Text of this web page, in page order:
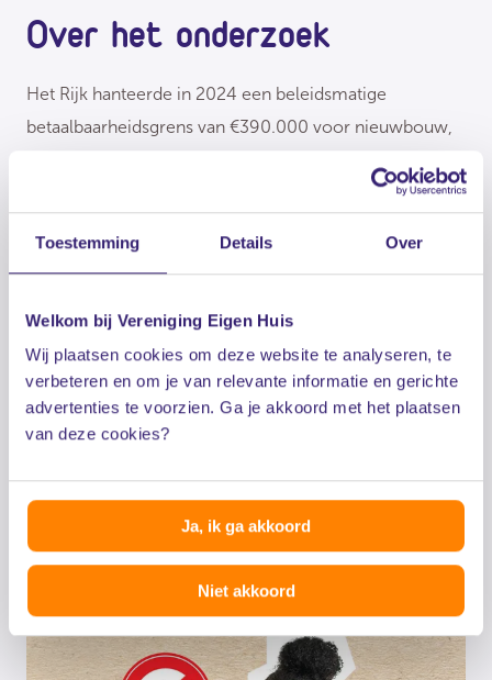
Toestemming Details Over
Welkom bij Vereniging Eigen Huis
Wij plaatsen cookies om deze website te analyseren, te
verbeteren en om je van relevante informatie en gerichte
advertenties te voorzien. Ga je akkoord met het plaatsen
van deze cookies?
Ja, ik ga akkoord
Niet akkoord
Over het onderzoek
Het Rijk hanteerde in 2024 een beleidsmatige
betaalbaarheidsgrens van €390.000 voor nieuwbouw,
hypotheek van dat bedrag ver buiten bereik. Voor
modaal is een koopprijs tot €300.000 realistischer.
maar Vereniging Eigen Huis maakte zowel de
hoeveelheid als het percentage van de verkochte
bestaande huizen voor beide bedragen per gemeente
inzichtelijk.
Op zoek naar je eerste eigen huis? Wij helpen je
met alles wat je moet weten